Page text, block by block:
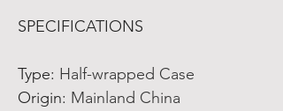
SPECIFICATIONS
Type: Half-wrapped Case
Origin: Mainland China